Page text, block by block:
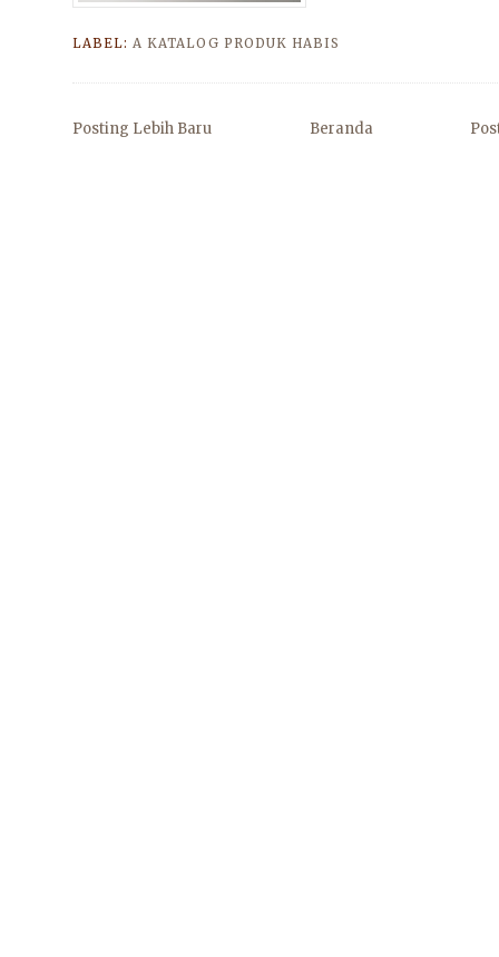
LABEL:A KATALOG PRODUK HABIS
Posting Lebih Baru Beranda